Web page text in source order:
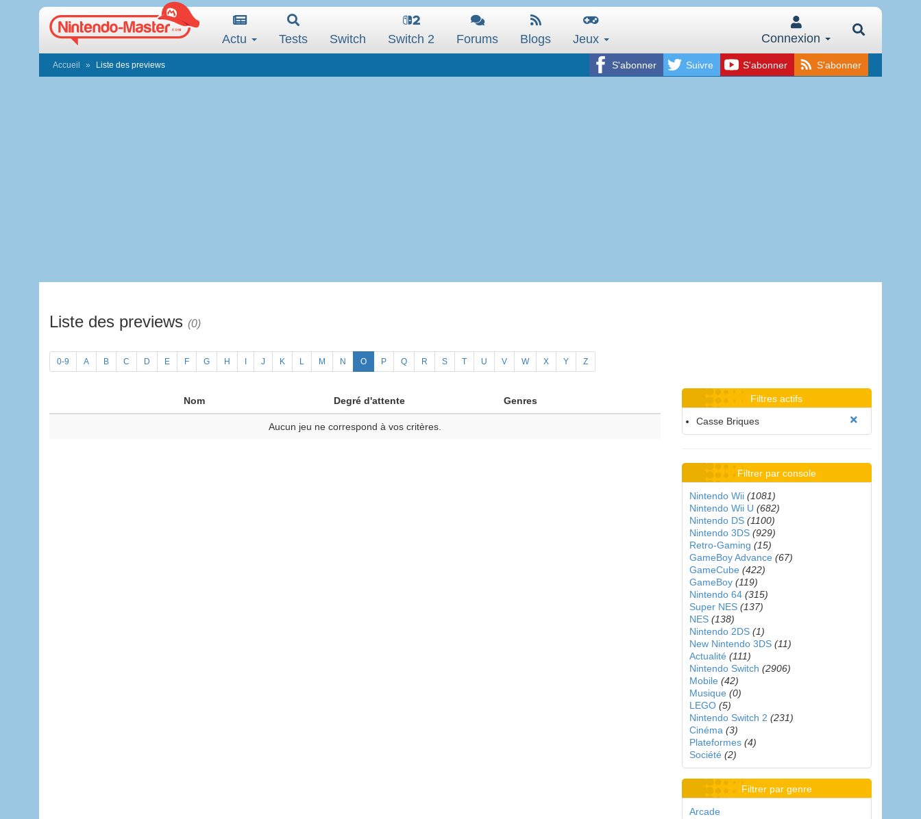
Actu Tests Switch Switch 2 Forums Blogs Jeux Connexion
S'abonner Suivre S'abonner S'abonner
Accueil Liste des previews
Liste des previews (0)
0-9 A B C D E F G H J K L M N O P Q R S T U V W X Y Z
Nom Degré d'attente Genres
Aucun jeu ne correspond à vos critères.
Filtres actifs
Casse Briques
Filtrer par console
Nintendo Wii (1081)
Nintendo Wii U (682)
Nintendo DS (1100)
Nintendo 3DS (929)
Retro-Gaming (15)
GameBoy Advance (67)
GameCube (422)
GameBoy (119)
Nintendo 64 (315)
Super NES (137)
NES (138)
Nintendo 2DS (1)
New Nintendo 3DS (11)
Actualité (111)
Nintendo Switch (2906)
Mobile (42)
Musique (0)
LEGO (5)
Nintendo Switch 2 (231)
Cinéma (3)
Plateformes (4)
Société (2)
Filtrer par genre
Arcade